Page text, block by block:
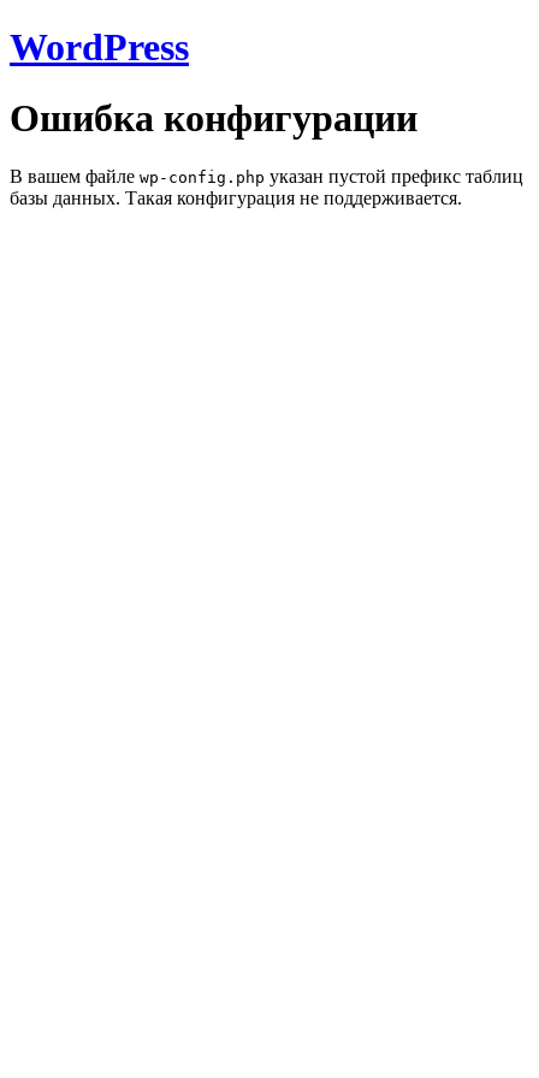
WordPress
Ошибка конфигурации
В вашем файле wp-config.php указан пустой префикс таблиц
базы данных. Такая конфигурация не поддерживается.